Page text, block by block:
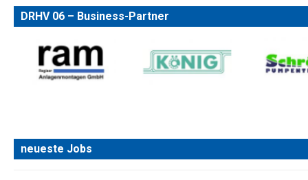
DRHV 06 – Business-Partner
neueste Jobs